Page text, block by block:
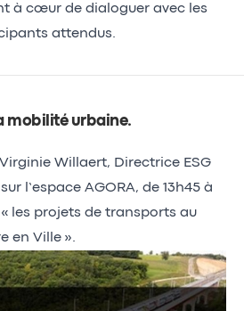
à cœur de dialoguer avec les
attendus.
mobilité urbaine.
Willaert, Directrice ESG
l’espace AGORA, de 13h45 à
« les projets de transports au
en Ville ».